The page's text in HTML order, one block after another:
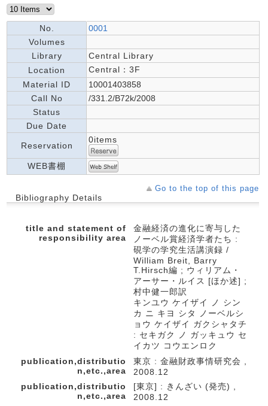
No.
0001
Volumes
Library
Central Library
Location
Central：3F
Material ID
10001403858
Call No
/331.2/B72k/2008
Status
Due Date
Reservation
0items
WEB書棚
Go to the top of this page
Bibliography Details
title and statement of
responsibility area
金融経済の進化に寄与した
ノーベル賞経済学者たち :
硯学の学究生活講演録 /
William Breit, Barry
T.Hirsch編 ; ウィリアム・
アーサー・ルイス [ほか述] ;
村中健一郎訳
キンユウ ケイザイ ノ シン
カ ニ キヨ シタ ノーベルシ
ョウ ケイザイ ガクシャタチ
: セキガク ノ ガッキュウ セ
イカツ コウエンロク
publication,distributio
n,etc.,area
東京 : 金融財政事情研究会 ,
2008.12
publication,distributio
n,etc.,area
[東京] : きんざい (発売) ,
2008.12